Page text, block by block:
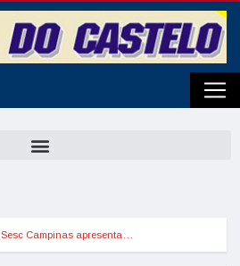
Sesc Campinas apresenta…